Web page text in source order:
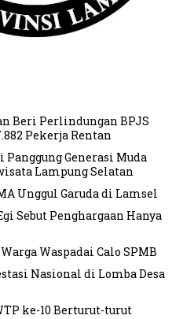
Beri Perlindungan BPJS
Pekerja Rentan
Generasi Muda
Lampung Selatan
Unggul Garuda di Lamsel
Sebut Penghargaan Hanya
Waspadai Calo SPMB
Nasional di Lomba Desa
ke-10 Berturut-turut